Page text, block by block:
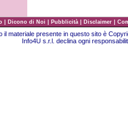
| Dicono di Noi | Pubblicità | Disclaimer |
il materiale presente in questo sito è
Info4U s.r.l. declina ogni